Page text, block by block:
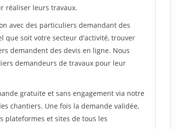
réaliser leurs travaux.
avec des particuliers demandant des
que soit votre secteur d'activité, trouver
demandent des devis en ligne. Nous
demandeurs de travaux pour leur
gratuite et sans engagement via notre
chantiers. Une fois la demande validée,
plateformes et sites de tous les